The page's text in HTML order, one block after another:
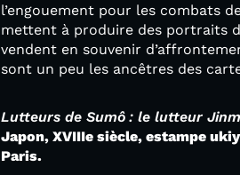
l’engouement pour les combats
mettent à produire des portraits
vendent en souvenir
sont un peu les ancêtres des
Lutteurs de Sumô : le lutteur
Japon, XVIIIe siècle, estampe
Paris.